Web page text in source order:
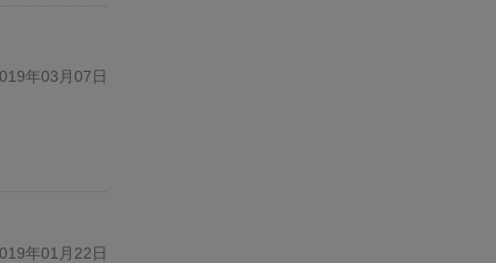
年03月07日
年01月22日